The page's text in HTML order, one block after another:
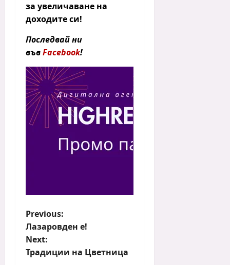
за увеличаване на
доходите си!
Последвай ни
въвFacebook!
P
o
s
t
Previous:
Лазаровден е!
Next:
Традиции на Цветница